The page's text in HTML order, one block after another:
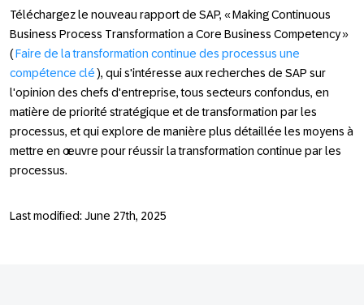
Téléchargez le nouveau rapport de SAP, « Making Continuous
Business Process Transformation a Core Business Competency »
(Faire de la transformation continue des processus une
compétence clé), qui s'intéresse aux recherches de SAP sur
l'opinion des chefs d'entreprise, tous secteurs confondus, en
matière de priorité stratégique et de transformation par les
processus, et qui explore de manière plus détaillée les moyens à
mettre en œuvre pour réussir la transformation continue par les
processus.
Last modified: June 27th, 2025